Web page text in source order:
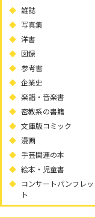
雑誌
写真集
洋書
図録
参考書
企業史
楽譜・音楽書
密教系の書籍
文庫版コミック
漫画
手芸関連の本
絵本・児童書
コンサートパンフレッ
ト